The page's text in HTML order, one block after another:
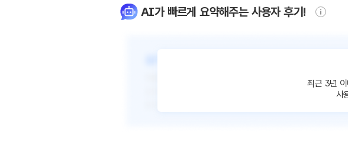
AI가 빠르게 요약해주는 사용자 후기!
최근 3년 이
사